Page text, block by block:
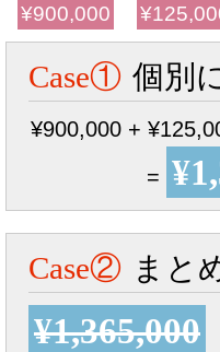
¥900,000
Case① 個別
¥900,000 +
=
Case② まと
¥1,365,000